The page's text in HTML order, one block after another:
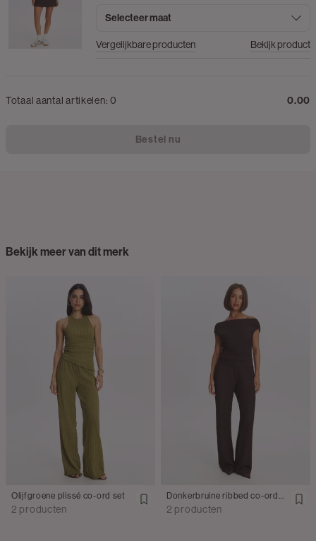
Selecteer maat
Vergelijkbare producten Bekijk product
Totaal aantal artikelen:0 0.00
Bestel nu
Bekijk meer van dit merk
Olijfgroene plissé co-ord set
2 producten
Donkerbruine ribbed co-ord set
2 producten